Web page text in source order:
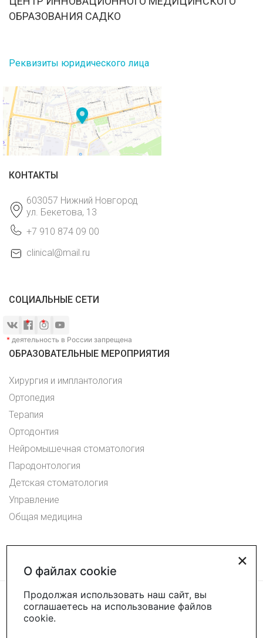
ОБРАЗОВАНИЯ САДКО
Реквизиты юридического лица
КОНТАКТЫ
603057 Нижний Новгород
ул. Бекетова, 13
+7 910 874 09 00
clinical@mail.ru
СОЦИАЛЬНЫЕ СЕТИ
* деятельность в России запрещена
ОБРАЗОВАТЕЛЬНЫЕ МЕРОПРИЯТИЯ
Хирургия и имплантология
Ортопедия
Терапия
Ортодонтия
Нейромышечная стоматология
Пародонтология
Детская стоматология
Управление
Общая медицина
×
О файлах cookie
Продолжая использовать наш сайт, вы
соглашаетесь на использование файлов
cookie.